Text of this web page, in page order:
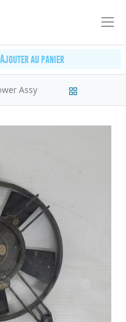
Ajouter au panier
Assy